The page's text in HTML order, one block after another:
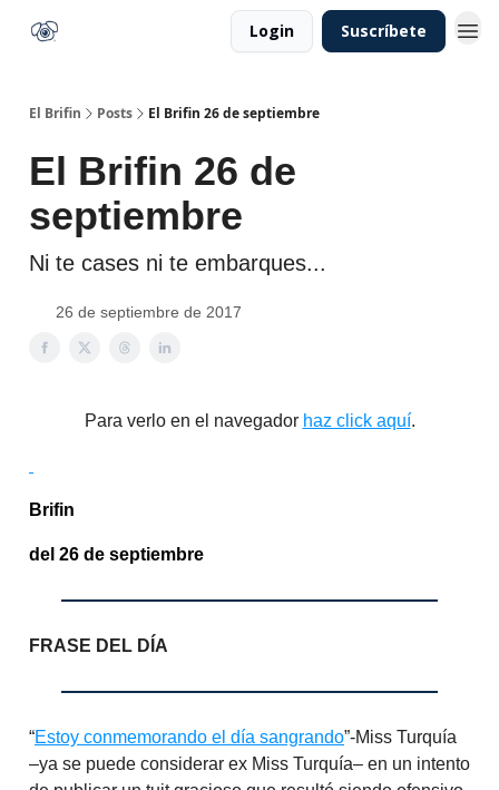
Login Suscríbete
El Brifin Posts El Brifin 26 de septiembre
El Brifin 26 de
septiembre
Ni te cases ni te embarques...
26 de septiembre de 2017
Para verlo en el navegador haz click aquí.
Brifin
del 26 de septiembre
FRASE DEL DÍA
“Estoy conmemorando el día sangrando”-Miss Turquía
–ya se puede considerar ex Miss Turquía– en un intento